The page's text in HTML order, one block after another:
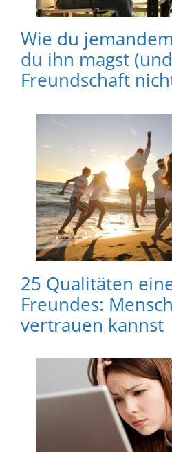
Wie du
du ihn magst
Freundschaft
25 Qualitäten
Freundes:
vertrauen kannst